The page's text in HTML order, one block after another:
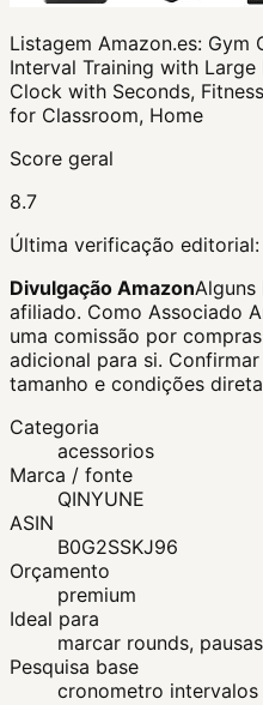
Listagem Amazon.es: Gym
Interval Training with Large
Clock with Seconds,
for Classroom, Home
Score geral
8.7
Última verificação editorial:
Divulgação AmazonAlguns
afiliado. Como Associado
uma comissão por
adicional para si.
tamanho e condições
Categoria
acessorios
Marca / fonte
QINYUNE
ASIN
B0G2SSKJ96
Orçamento
premium
Ideal para
marcar rounds,
Pesquisa base
cronometro